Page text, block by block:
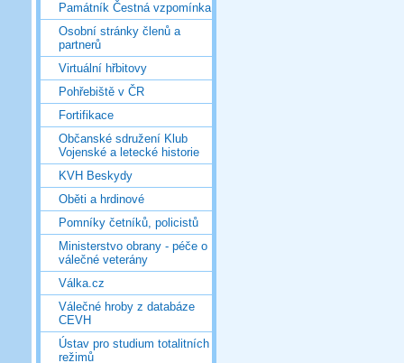
Památník Čestná vzpomínka
Osobní stránky členů a
partnerů
Virtuální hřbitovy
Pohřebiště v ČR
Fortifikace
Občanské sdružení Klub
Vojenské a letecké historie
KVH Beskydy
Oběti a hrdinové
Pomníky četníků, policistů
Ministerstvo obrany - péče o
válečné veterány
Válka.cz
Válečné hroby z databáze
CEVH
Ústav pro studium totalitních
režimů